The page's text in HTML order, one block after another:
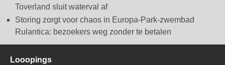
Toverland sluit waterval af
Storing zorgt voor chaos in Europa-Park-zwembad
Rulantica: bezoekers weg zonder te betalen
Looopings